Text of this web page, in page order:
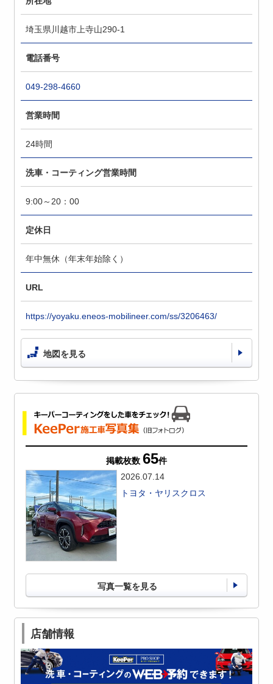
埼玉県川越市上寺山290-1
電話番号
049-298-4660
営業時間
24時間
洗車・コーティング営業時間
9:00～20：00
定休日
年中無休（年末年始除く）
URL
https://yoyaku.eneos-mobilineer.com/ss/3206463/
地図を見る
掲載枚数 65件
2026.07.14
トヨタ・ヤリスクロス
写真一覧を見る
店舗情報